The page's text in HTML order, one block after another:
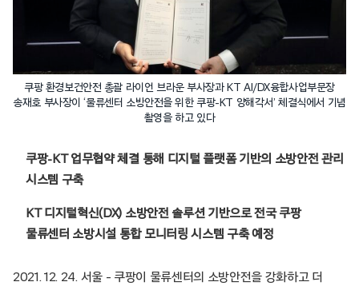
쿠팡 환경보건안전 총괄 라이언 브라운 부사장과 KT AI/DX융합사업부문장
송재호 부사장이 ‘물류센터 소방안전을 위한 쿠팡-KT 양해각서’ 체결식에서 기념
촬영을 하고 있다
쿠팡-KT 업무협약 체결 통해 디지털 플랫폼 기반의 소방안전 관리
시스템 구축
KT 디지털혁신(DX) 소방안전 솔루션 기반으로 전국 쿠팡
물류센터 소방시설 통합 모니터링 시스템 구축 예정
2021. 12. 24. 서울 – 쿠팡이 물류센터의 소방안전을 강화하고 더